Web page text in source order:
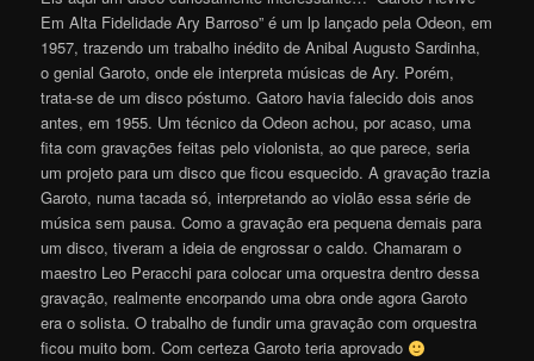
Em Alta Fidelidade Ary Barroso” é um lp lançado pela Odeon, em
1957, trazendo um trabalho inédito de Anibal Augusto Sardinha,
o genial Garoto, onde ele interpreta músicas de Ary. Porém,
trata-se de um disco póstumo. Gatoro havia falecido dois anos
antes, em 1955. Um técnico da Odeon achou, por acaso, uma
fita com gravações feitas pelo violonista, ao que parece, seria
um projeto para um disco que ficou esquecido. A gravação trazia
Garoto, numa tacada só, interpretando ao violão essa série de
música sem pausa. Como a gravação era pequena demais para
um disco, tiveram a ideia de engrossar o caldo. Chamaram o
maestro Leo Peracchi para colocar uma orquestra dentro dessa
gravação, realmente encorpando uma obra onde agora Garoto
era o solista. O trabalho de fundir uma gravação com orquestra
ficou muito bom. Com certeza Garoto teria aprovado